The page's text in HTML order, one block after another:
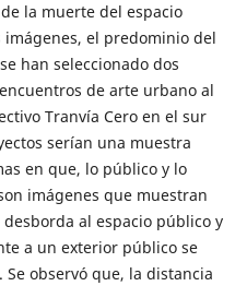
la muerte del espacio
el predominio del
han seleccionado dos
de arte urbano al
Tranvía Cero en el sur
serían una muestra
en que, lo público y lo
imágenes que muestran
al espacio público y
a un exterior público se
observó que, la distancia